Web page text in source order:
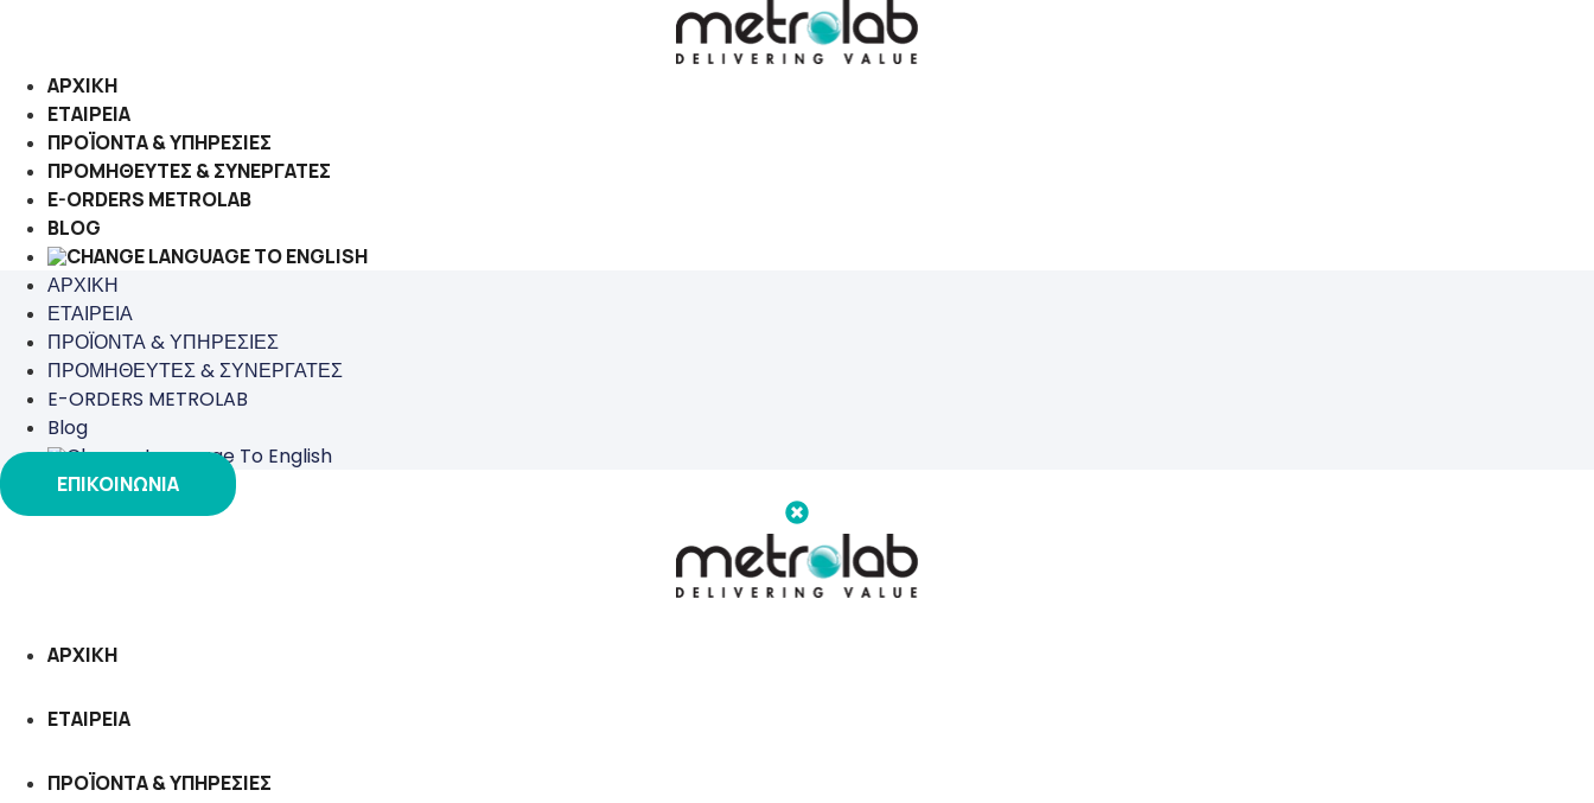
ΑΡΧΙΚΗ
ΕΤΑΙΡΕΙΑ
ΠΡΟΪΟΝΤΑ & ΥΠΗΡΕΣΙΕΣ
ΠΡΟΜΗΘΕΥΤΕΣ & ΣΥΝΕΡΓΑΤΕΣ
E-ORDERS METROLAB
BLOG
ΑΡΧΙΚΗ
ΕΤΑΙΡΕΙΑ
ΠΡΟΪΟΝΤΑ & ΥΠΗΡΕΣΙΕΣ
ΠΡΟΜΗΘΕΥΤΕΣ & ΣΥΝΕΡΓΑΤΕΣ
E-ORDERS METROLAB
Blog
ΕΠΙΚΟΙΝΩΝΙΑ
ΑΡΧΙΚΗ
ΕΤΑΙΡΕΙΑ
ΠΡΟΪΟΝΤΑ & ΥΠΗΡΕΣΙΕΣ